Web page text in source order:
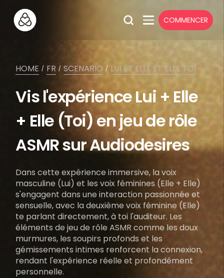
COMMENCER
HOME / FR / SCENARIO / LUI ET ELLE ET ELLE TOI
Vis l'expérience Lui + Elle
+ Elle (Toi) en jeu de rôle
ASMR sur Audiodesires
Dans cette expérience immersive, la voix
masculine (Lui) et les voix féminines (Elle + Elle)
s'engagent dans une interaction passionnée et
sensuelle, avec la deuxième voix féminine (Elle)
te parlant directement, à toi l'auditeur. Les
éléments de jeu de rôle ASMR comme les doux
murmures, les soupirs profonds et les
gémissements intimes renforcent la connexion,
rendant l'expérience réelle et profondément
personnelle.